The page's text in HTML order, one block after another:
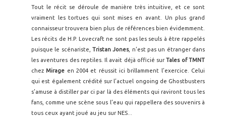
Tout le récit se déroule de manière très intuitive, et ce sont
vraiment les tortues qui sont mises en avant. Un plus grand
connaisseur trouvera bien plus de références bien évidemment.
Les récits de H.P. Lovecraft ne sont pas les seuls à être rappelés
puisque le scénariste, Tristan Jones, n’est pas un étranger dans
les aventures des reptiles. Il avait déjà officié surTales of TMNT
chezMirage en 2004 et réussit ici brillamment l’exercice. Celui
qui est également crédité sur l’actuel ongoing de Ghostbusters
s’amuse à distiller par ci par là des éléments qui raviront tous les
fans, comme une scène sous l’eau qui rappellera des souvenirs à
tous ceux ayant joué au jeu sur NES...